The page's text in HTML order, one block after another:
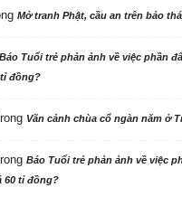
Mở tranh Phật, cầu an trên bảo
Báo Tuổi trẻ phản ảnh về việc phần
đồng?
Vãn cảnh chùa cổ ngàn năm ở
Báo Tuổi trẻ phản ảnh về việc
60 tỉ đồng?